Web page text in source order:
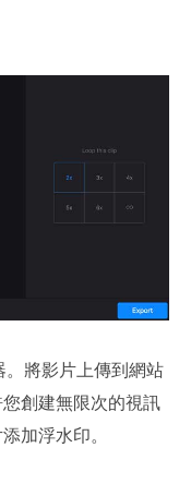
將影片上傳到網站
創建無限次的視訊
加浮水印。